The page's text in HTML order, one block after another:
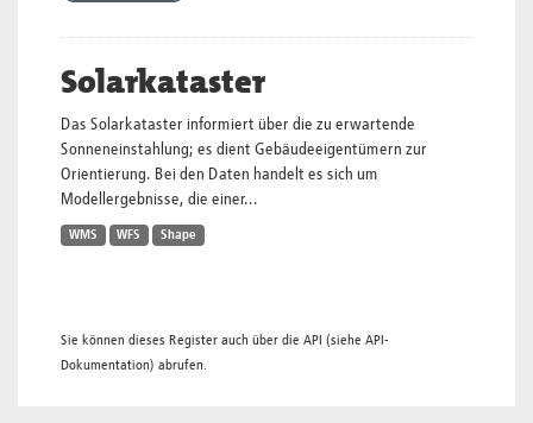
Solarkataster
Das Solarkataster informiert über die zu erwartende
Sonneneinstahlung; es dient Gebäudeeigentümern zur
Orientierung. Bei den Daten handelt es sich um
Modellergebnisse, die einer...
WMS WFS Shape
Sie können dieses Register auch über die API (siehe API-
Dokumentation) abrufen.